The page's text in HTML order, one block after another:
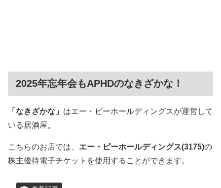
2025年忘年会もAPHDのなきざかな！
「なきざかな」 はエー・ピーホールディングスが運営して
いる居酒屋。
こちらのお店では、 エー・ピーホールディングス(3175)の
株主優待電子チケットを使用することができます。